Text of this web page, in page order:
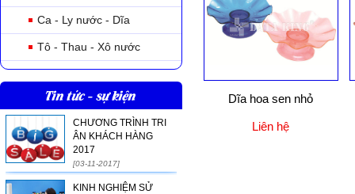
Ca - Ly nước - Dĩa
Tô - Thau - Xô nước
Tin tức - sự kiện
CHƯƠNG TRÌNH TRI
ÂN KHÁCH HÀNG
2017
[03-11-2017]
KINH NGHIỆM SỬ
Dĩa hoa sen nhỏ
Liên hệ